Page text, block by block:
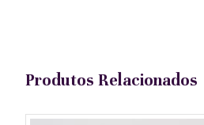
Produtos Relacionados